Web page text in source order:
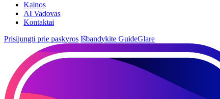
Kainos
AI Vadovas
Kontaktai
Prisijungti prie paskyros Išbandykite GuideGlare